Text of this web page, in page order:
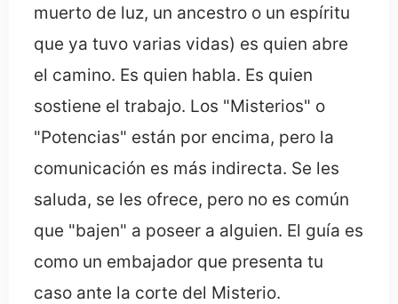
muerto de luz, un ancestro o un espíritu
que ya tuvo varias vidas) es quien abre
el camino. Es quien habla. Es quien
sostiene el trabajo. Los "Misterios" o
"Potencias" están por encima, pero la
comunicación es más indirecta. Se les
saluda, se les ofrece, pero no es común
que "bajen" a poseer a alguien. El guía es
como un embajador que presenta tu
caso ante la corte del Misterio.